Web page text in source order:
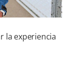
SUSCRÍBASE
la experiencia